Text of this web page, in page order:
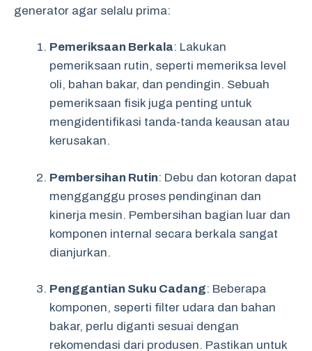
generator agar selalu prima:
Pemeriksaan Berkala: Lakukan
pemeriksaan rutin, seperti memeriksa level
oli, bahan bakar, dan pendingin. Sebuah
pemeriksaan fisik juga penting untuk
mengidentifikasi tanda-tanda keausan atau
kerusakan.
Pembersihan Rutin: Debu dan kotoran dapat
mengganggu proses pendinginan dan
kinerja mesin. Pembersihan bagian luar dan
komponen internal secara berkala sangat
dianjurkan.
Penggantian Suku Cadang: Beberapa
komponen, seperti filter udara dan bahan
bakar, perlu diganti sesuai dengan
rekomendasi dari produsen. Pastikan untuk